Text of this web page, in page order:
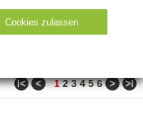
Bestseller
ǀ< < 1 2 3 4 5 6 > >ǀ
Cookies zulassen
Ty